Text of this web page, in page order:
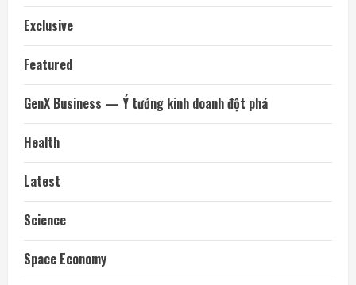
Exclusive
Featured
GenX Business — Ý tưởng kinh doanh đột phá
Health
Latest
Science
Space Economy